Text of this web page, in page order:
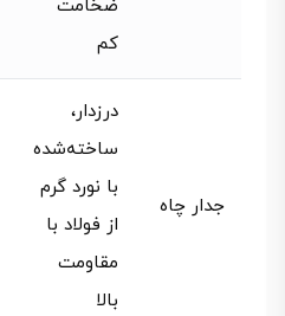
ضخامت
کم
جدار چاه
درزدار،
ساخته‌شده
با نورد گرم
از فولاد با
مقاومت
بالا